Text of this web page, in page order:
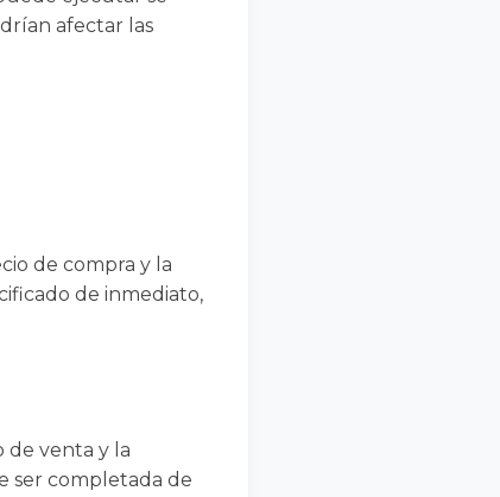
afectar las
de compra y la
de inmediato,
de venta y la
ser completada de